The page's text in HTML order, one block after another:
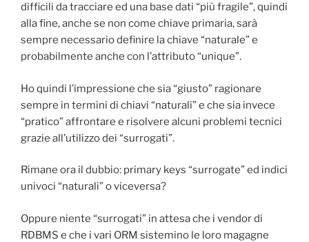
difficili da tracciare ed una base dati “più fragile”, quindi
alla fine, anche se non come chiave primaria, sarà
sempre necessario definire la chiave “naturale” e
probabilmente anche con l’attributo “unique”.
Ho quindi l’impressione che sia “giusto” ragionare
sempre in termini di chiavi “naturali” e che sia invece
“pratico” affrontare e risolvere alcuni problemi tecnici
grazie all’utilizzo dei “surrogati”.
Rimane ora il dubbio: primary keys “surrogate” ed indici
univoci “naturali” o viceversa?
Oppure niente “surrogati” in attesa che i vendor di
RDBMS e che i vari ORM sistemino le loro magagne